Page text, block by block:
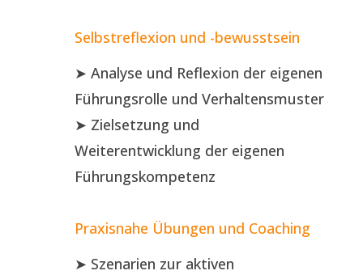
Selbstreflexion und -bewusstsein
➤ Analyse und Reflexion der eigenen
Führungsrolle und Verhaltensmuster
➤ Zielsetzung und
Weiterentwicklung der eigenen
Führungskompetenz
Praxisnahe Übungen und Coaching
➤ Szenarien zur aktiven